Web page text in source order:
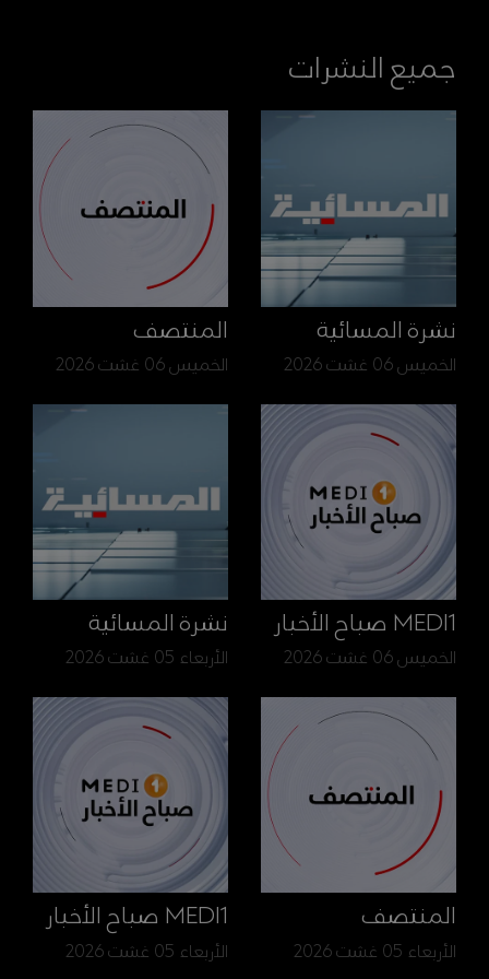
جميع النشرات
نشرة المسائية
الخميس 06 غشت 2026
المنتصف
الخميس 06 غشت 2026
MEDI1 صباح الأخبار
الخميس 06 غشت 2026
نشرة المسائية
الأربعاء 05 غشت 2026
المنتصف
الأربعاء 05 غشت 2026
MEDI1 صباح الأخبار
الأربعاء 05 غشت 2026